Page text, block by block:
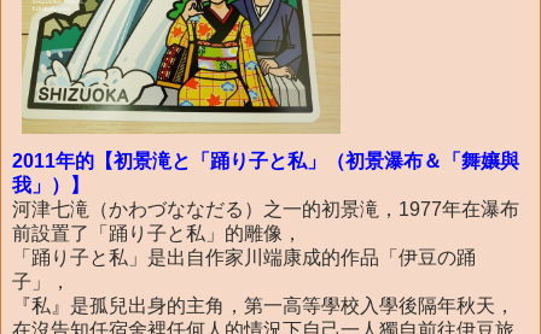
2011年的【初景滝と「踊り子と私」（初景瀑布＆「舞孃與
我」）】
河津七滝（かわづななだる）之一的初景滝，1977年在瀑布
前設置了「踊り子と私」的雕像，
「踊り子と私」是出自作家川端康成的作品「伊豆の踊
子」，
『私』是孤兒出身的主角，第一高等學校入學後隔年秋天，